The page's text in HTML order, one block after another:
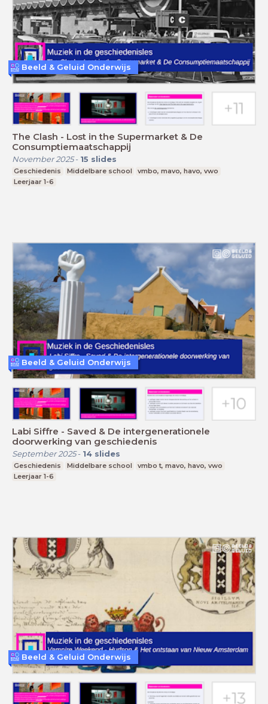
The Clash - Lost in the Supermarket & De
Consumptiemaatschappij
November 2025- 15 slides
Geschiedenis Middelbare school
vmbo, mavo, havo, vwo
Leerjaar 1-6
Beeld & Geluid Onderwijs
Labi Siffre - Saved & De intergenerationele
doorwerking van geschiedenis
September 2025- 14 slides
Geschiedenis Middelbare school
vmbo t, mavo, havo, vwo
Leerjaar 1-6
Beeld & Geluid Onderwijs
Beeld & Geluid Onderwijs